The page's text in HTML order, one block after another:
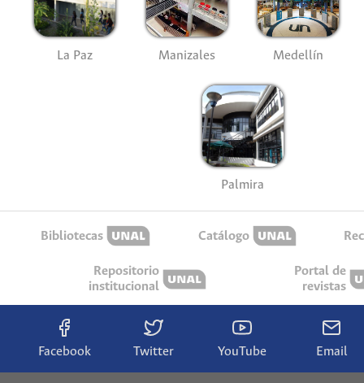
La Paz Manizales Medellín
Palmira
Bibliotecas Catálogo
Repositorio
institucional
Portal de
revistas
Facebook Twitter YouTube Email